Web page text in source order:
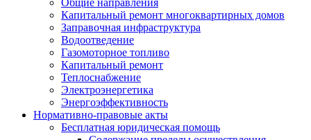
Общие направления
Капитальный ремонт многоквартирных домов
Заправочная инфраструктура
Водоотведение
Газомоторное топливо
Капитальный ремонт
Теплоснабжение
Электроэнергетика
Энергоэффективность
Нормативно-правовые акты
Бесплатная юридическая помощь